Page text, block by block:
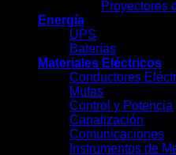
Proyectores
Energía
UPS
Baterías
Materiales Eléctricos
Conductores
Mufas
Control y Potencia
Canalización
Comunicaciones
Instrumentos de